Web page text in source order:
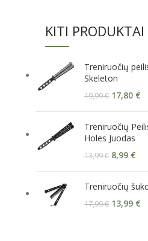
KITI PRODUKTAI
Treniruočių
Skeleton
19,99€ 17,80 €
Treniruočių
Holes Juodas
13,99€ 8,99 €
Treniruočių
17,99€ 13,99 €